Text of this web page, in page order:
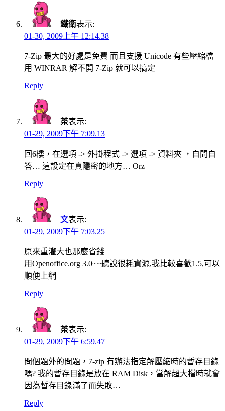
鐵衛表示:
01-30, 2009上午 12:14.38
7-Zip 最大的好處是免費 而且支援 Unicode 有些壓縮檔
用 WINRAR 解不開 7-Zip 就可以搞定
Reply
茶表示:
01-29, 2009下午 7:09.13
回6樓，在選項 -> 外掛程式 -> 選項 -> 資料夾 ，自問自
答… 這設定在真隱密的地方… Orz
Reply
文表示:
01-29, 2009下午 7:03.25
原來重灌大也那麼省錢
用Openoffice.org 3.0~~聽說很耗資源,我比較喜歡1.5,可以
順便上網
Reply
茶表示:
01-29, 2009下午 6:59.47
問個題外的問題，7-zip 有辦法指定解壓縮時的暫存目錄
嗎? 我的暫存目錄是放在 RAM Disk，當解超大檔時就會
因為暫存目錄滿了而失敗…
Reply